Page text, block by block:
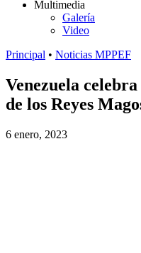
Multimedia
Galería
Video
Principal • Noticias MPPEF
Venezuela
de los Reyes
6 enero, 2023